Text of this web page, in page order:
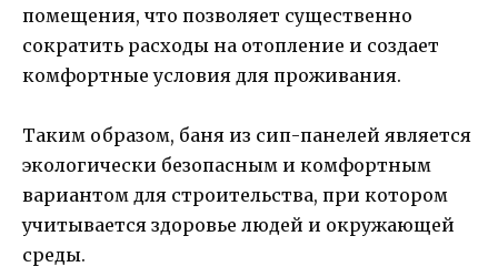
помещения, что позволяет существенно
сократить расходы на отопление и создает
комфортные условия для проживания.
Таким образом, баня из сип-панелей является
экологически безопасным и комфортным
вариантом для строительства, при котором
учитывается здоровье людей и окружающей
среды.